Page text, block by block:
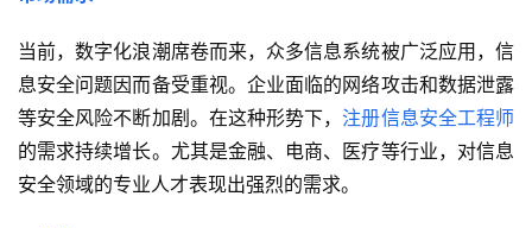
当前，数字化浪潮席卷而来，众多信息系统被广泛应用，信
息安全问题因而备受重视。企业面临的网络攻击和数据泄露
等安全风险不断加剧。在这种形势下，注册信息安全工程师
的需求持续增长。尤其是金融、电商、医疗等行业，对信息
安全领域的专业人才表现出强烈的需求。